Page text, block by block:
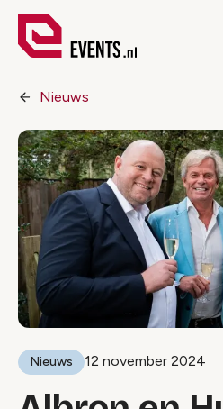
Nieuws
Nieuws 12 november 2024